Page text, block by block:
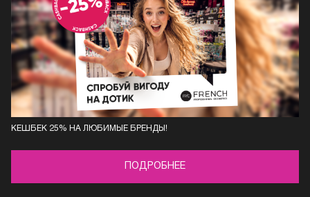
КЕШБЕК 25% НА ЛЮБИМЫЕ БРЕНДЫ!
ПОДРОБНЕЕ